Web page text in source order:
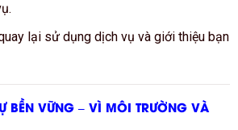
lại sử dụng dịch vụ và giới thiệu bạn
BỀN VỮNG – VÌ MÔI TRƯỜNG VÀ